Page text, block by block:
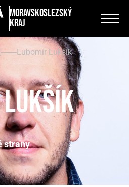
Moravskoslezský
kraj
Lubomír Lukšík
strany